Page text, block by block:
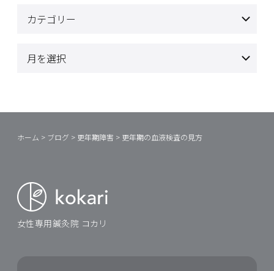
ホーム > ブログ > 更年期障害 > 更年期の血液検査の見方
女性専用鍼灸院 コカリ